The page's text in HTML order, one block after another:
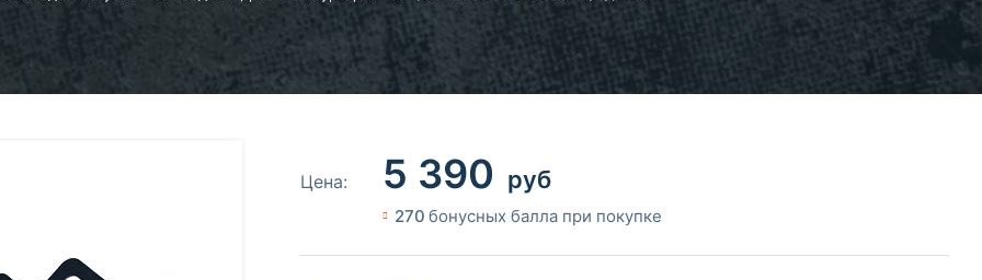
Цена: 5 390 руб
270 бонусных балла при покупке